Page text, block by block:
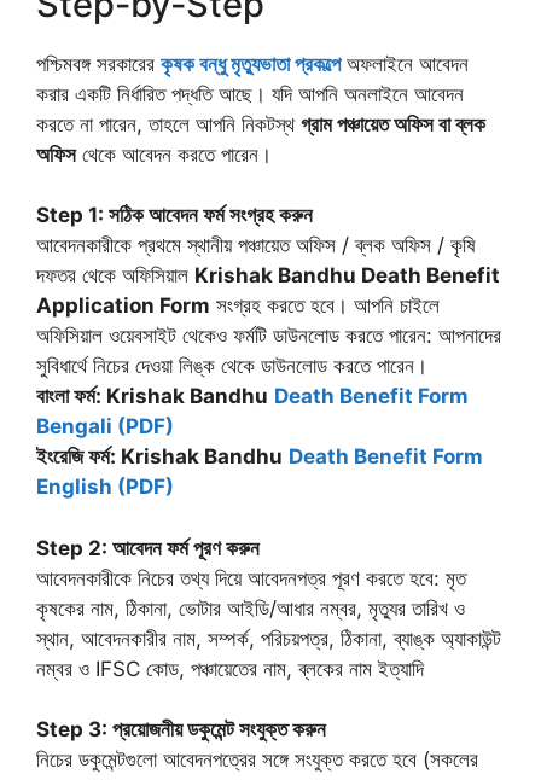
পশ্চিমবঙ্গ সরকারের কৃষক বন্ধু মৃত্যুভাতা প্রকল্পেঅফলাইনে আবেদন
করার একটি নির্ধারিত পদ্ধতি আছে। যদি আপনি অনলাইনে আবেদন
করতে না পারেন, তাহলে আপনি নিকটস্থ গ্রাম পঞ্চায়েত অফিস বা ব্লক
অফিসথেকে আবেদন করতে পারেন।
Step 1: সঠিক আবেদন ফর্ম সংগ্রহ করুন
আবেদনকারীকে প্রথমে স্থানীয় পঞ্চায়েত অফিস / ব্লক অফিস / কৃষি
দফতর থেকে অফিসিয়াল Krishak Bandhu Death Benefit
Application Form সংগ্রহ করতে হবে। আপনি চাইলে
অফিসিয়াল ওয়েবসাইট থেকেও ফর্মটি ডাউনলোড করতে পারেন: আপনাদের
সুবিধার্থে নিচের দেওয়া লিঙ্ক থেকে ডাউনলোড করতে পারেন।
বাংলা ফর্ম: Krishak Bandhu Death Benefit Form
Bengali (PDF)
ইংরেজি ফর্ম: Krishak Bandhu Death Benefit Form
English (PDF)
Step 2: আবেদন ফর্ম পূরণ করুন
আবেদনকারীকে নিচের তথ্য দিয়ে আবেদনপত্র পূরণ করতে হবে: মৃত
কৃষকের নাম, ঠিকানা, ভোটার আইডি/আধার নম্বর, মৃত্যুর তারিখ ও
স্থান, আবেদনকারীর নাম, সম্পর্ক, পরিচয়পত্র, ঠিকানা, ব্যাঙ্ক অ্যাকাউন্ট
নম্বর ও IFSC কোড, পঞ্চায়েতের নাম, ব্লকের নাম ইত্যাদি
Step 3: প্রয়োজনীয় ডকুমেন্ট সংযুক্ত করুন
নিচের ডকুমেন্টগুলো আবেদনপত্রের সঙ্গে সংযুক্ত করতে হবে (সকলের